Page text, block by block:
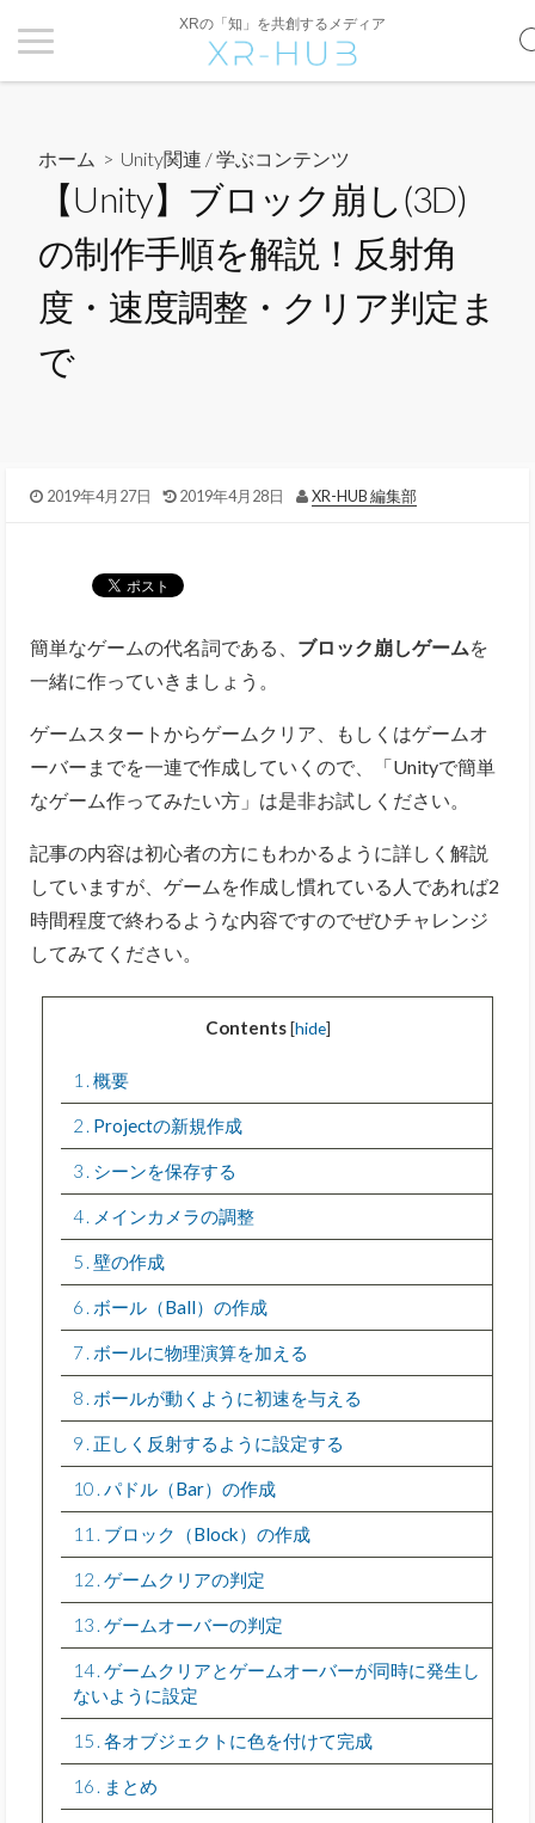
XRの「知」を共創するメディア
ホーム > Unity関連 /学ぶコンテンツ
【Unity】ブロック崩し(3D)
の制作手順を解説！反射角
度・速度調整・クリア判定ま
で
2019年4月27日 2019年4月28日 XR-HUB 編集部
簡単なゲームの代名詞である、 ブロック崩しゲームを
一緒に作っていきましょう。
ゲームスタートからゲームクリア、もしくはゲームオ
ーバーまでを一連で作成していくので、「Unityで簡単
なゲーム作ってみたい方」は是非お試しください。
記事の内容は初心者の方にもわかるように詳しく解説
していますが、ゲームを作成し慣れている人であれば2
時間程度で終わるような内容ですのでぜひチャレンジ
してみてください。
Contents [hide]
1 概要
2 Projectの新規作成
3 シーンを保存する
4 メインカメラの調整
5 壁の作成
6 ボール（Ball）の作成
7 ボールに物理演算を加える
8 ボールが動くように初速を与える
9 正しく反射するように設定する
10 パドル（Bar）の作成
11 ブロック（Block）の作成
12 ゲームクリアの判定
13 ゲームオーバーの判定
14 ゲームクリアとゲームオーバーが同時に発生し
ないように設定
15 各オブジェクトに色を付けて完成
16 まとめ